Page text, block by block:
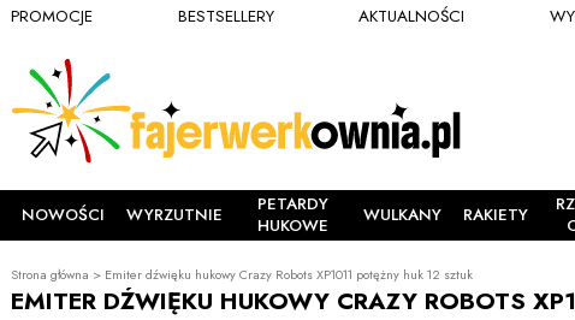
PROMOCJE BESTSELLERY AKTUALNOŚCI
NOWOŚCI WYRZUTNIE
PETARDY
HUKOWE
WULKANY RAKIETY
Strona główna > Emiter dźwięku hukowy Crazy Robots XP1011 potężny huk 12 sztuk
EMITER DŹWIĘKU HUKOWY CRAZY ROBOTS